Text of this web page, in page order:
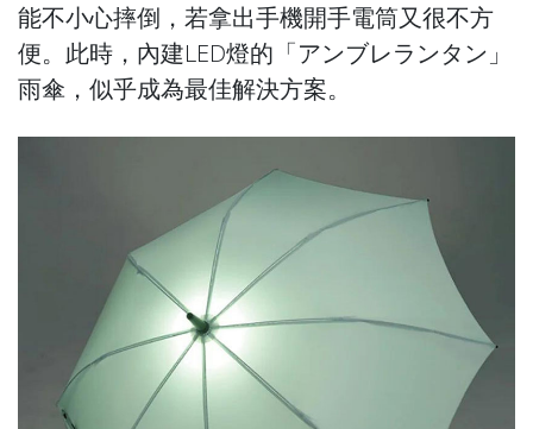
能不小心摔倒，若拿出手機開手電筒又很不方
便。此時，內建LED燈的「アンブレランタン」
雨傘，似乎成為最佳解決方案。